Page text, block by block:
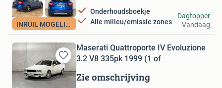
INRUIL MOGELIJK
Onderhoudsboekje
Alle milieu/emissie zones
LME cars
Almere
Dagtopper
Vandaag
Bewaren
in
Mijn
Maserati Quattroporte IV Evoluzione
3.2 V8 335pk 1999 (1 of
Zie omschrijving